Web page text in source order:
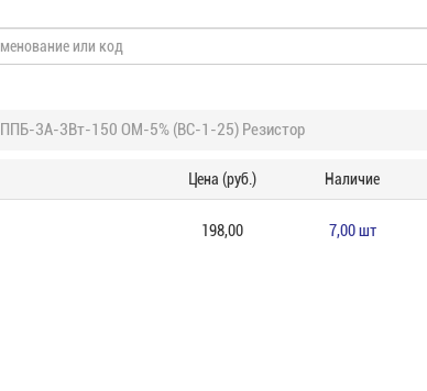
ППБ-3А-3Вт-150 ОМ-5% (ВС-1-25) Резистор
Цена (руб.) Наличие
198,00 7,00 шт